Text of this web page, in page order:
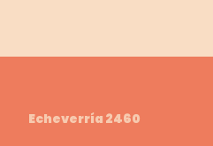
Echeverría 2460